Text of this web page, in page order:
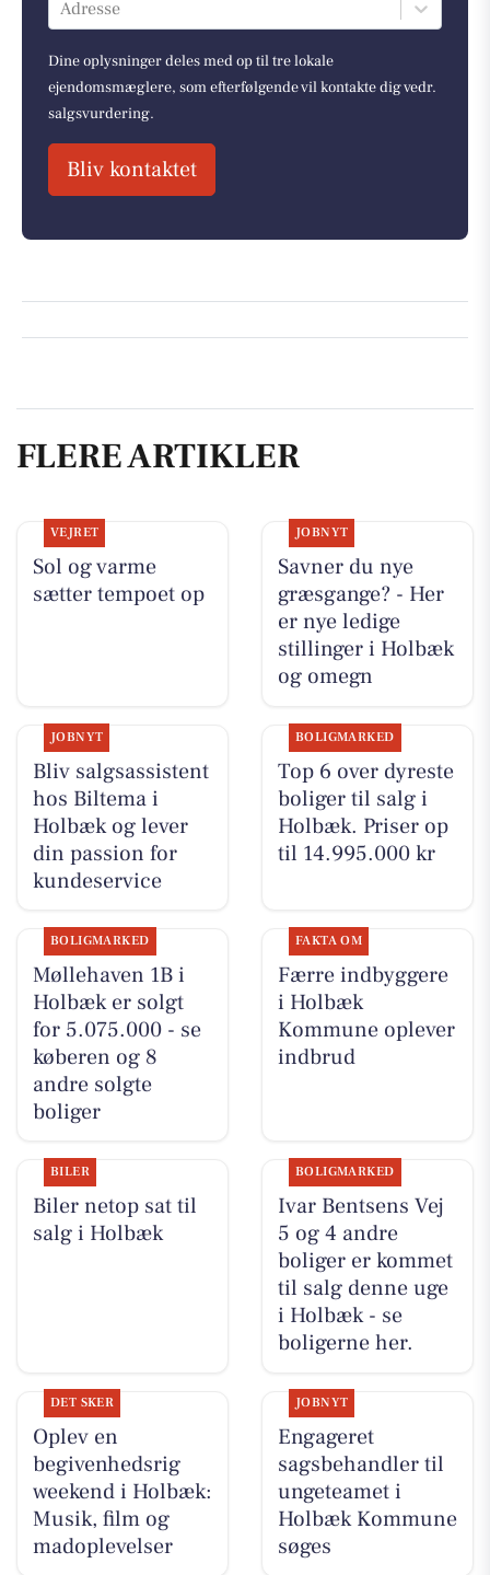
Adresse
Dine oplysninger deles med op til tre lokale
ejendomsmæglere, som efterfølgende vil kontakte dig vedr.
salgsvurdering.
Bliv kontaktet
FLERE ARTIKLER
VEJRET
Sol og varme
sætter tempoet op
JOBNYT
Savner du nye
græsgange? - Her
er nye ledige
stillinger i Holbæk
og omegn
JOBNYT
Bliv salgsassistent
hos Biltema i
Holbæk og lever
din passion for
kundeservice
BOLIGMARKED
Top 6 over dyreste
boliger til salg i
Holbæk. Priser op
til 14.995.000 kr
BOLIGMARKED
Møllehaven 1B i
Holbæk er solgt
for 5.075.000 - se
køberen og 8
andre solgte
boliger
FAKTA OM
Færre indbyggere
i Holbæk
Kommune oplever
indbrud
BILER
Biler netop sat til
salg i Holbæk
BOLIGMARKED
Ivar Bentsens Vej
5 og 4 andre
boliger er kommet
til salg denne uge
i Holbæk - se
boligerne her.
DET SKER
Oplev en
begivenhedsrig
weekend i Holbæk:
Musik, film og
madoplevelser
JOBNYT
Engageret
sagsbehandler til
ungeteamet i
Holbæk Kommune
søges